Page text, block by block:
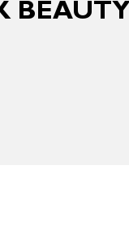
BEAUTY